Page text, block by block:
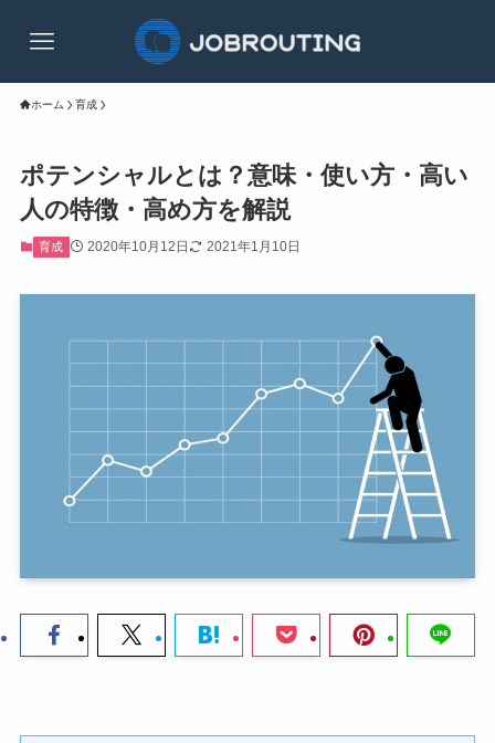
ホーム 育成
ポテンシャルとは？意味・使い方・高い
人の特徴・高め方を解説
育成 2020年10月12日 2021年1月10日